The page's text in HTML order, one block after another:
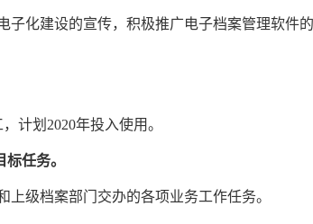
化建设的宣传，积极推广电子档案管理软件
计划2020年投入使用。
任务。
级档案部门交办的各项业务工作任务。